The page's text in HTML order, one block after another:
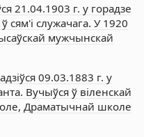
21.04.1903 г. у горадзе
сям'і служачага. У 1920
мужчынскай
09.03.1883 г. у
Вучыўся ў віленскай
Драматычнай школе